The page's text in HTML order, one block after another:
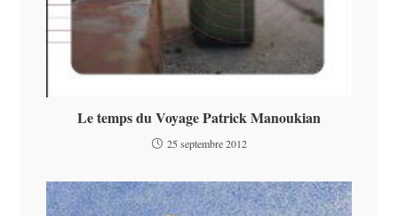
Le temps du Voyage Patrick Manoukian
25 septembre 2012